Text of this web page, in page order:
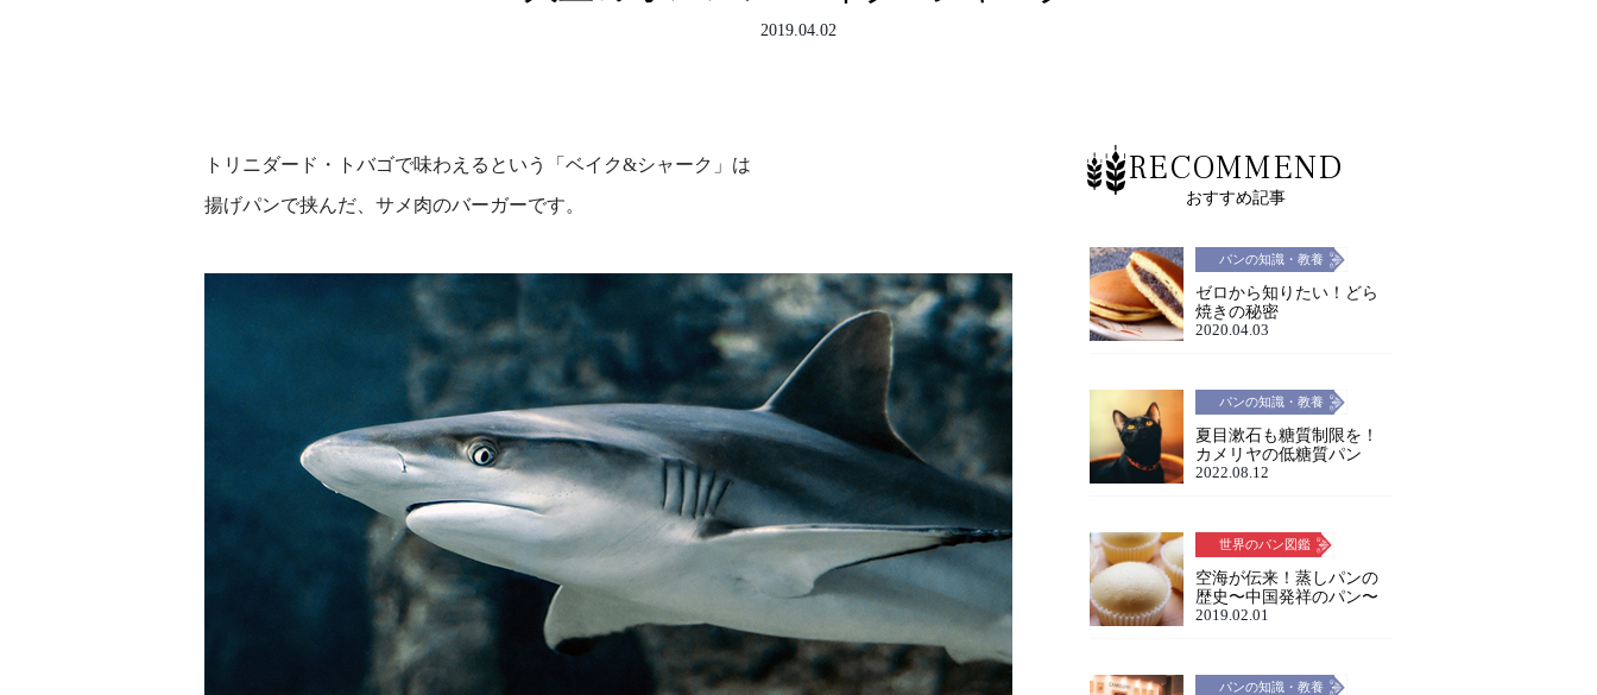
2019.04.02
トリニダード・トバゴで味わえるという「ベイク&シャーク」は
揚げパンで挟んだ、サメ肉のバーガーです。
RECOMMEND
おすすめ記事
パンの知識・教養
ゼロから知りたい！どら
焼きの秘密
2020.04.03
パンの知識・教養
夏目漱石も糖質制限を！
カメリヤの低糖質パン
2022.08.12
世界のパン図鑑
空海が伝来！蒸しパンの
歴史〜中国発祥のパン〜
2019.02.01
パンの知識・教養